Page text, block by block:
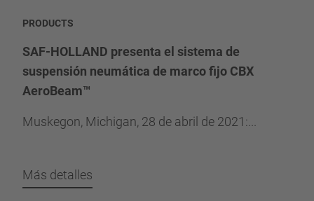
PRODUCTS
SAF-HOLLAND presenta el sistema de
suspensión neumática de marco fijo CBX
AeroBeam™
Muskegon, Michigan, 28 de abril de 2021:...
Más detalles